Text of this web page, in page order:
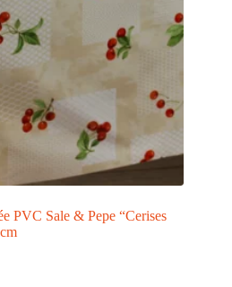
PVC Sale & Pepe “Cerises